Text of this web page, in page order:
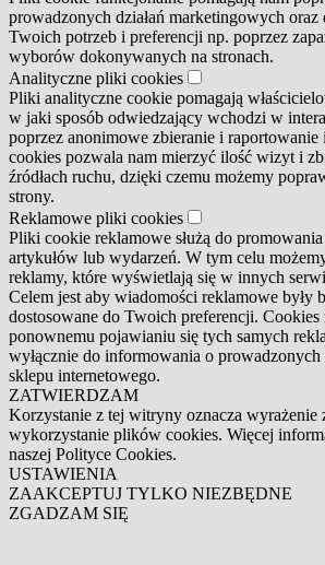
prowadzonych działań marketingowych
Twoich potrzeb i preferencji np. poprzez
wyborów dokonywanych na stronach.
Analityczne pliki cookies
Pliki analityczne cookie pomagają
w jaki sposób odwiedzający wchodzi w
poprzez anonimowe zbieranie i
cookies pozwala nam mierzyć ilość wizyt i
źródłach ruchu, dzięki czemu możemy
strony.
Reklamowe pliki cookies
Pliki cookie reklamowe służą do
artykułów lub wydarzeń. W tym celu
reklamy, które wyświetlają się w innych
Celem jest aby wiadomości reklamowe były
dostosowane do Twoich preferencji. Cookies
ponownemu pojawianiu się tych samych
wyłącznie do informowania o prowadzonych
sklepu internetowego.
ZATWIERDZAM
Korzystanie z tej witryny oznacza wyrażenie
wykorzystanie plików cookies. Więcej
naszej Polityce Cookies.
USTAWIENIA
ZAAKCEPTUJ TYLKO NIEZBĘDNE
ZGADZAM SIĘ